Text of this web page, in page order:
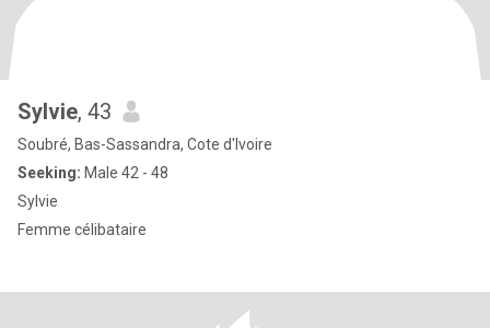
Sylvie, 43
Soubré, Bas-Sassandra, Cote d'Ivoire
Seeking: Male 42 - 48
Sylvie
Femme célibataire